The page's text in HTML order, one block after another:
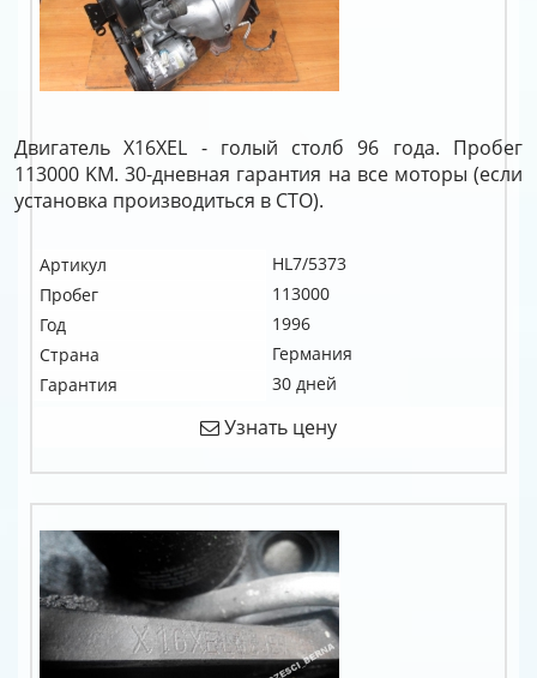
Двигатель X16XEL - голый столб 96 года. Пробег
113000 KM. 30-дневная гарантия на все моторы (если
установка производиться в СТО).
Артикул
HL7/5373
Пробег
113000
Год
1996
Страна
Германия
Гарантия
30 дней
Узнать цену